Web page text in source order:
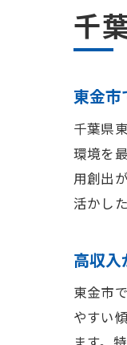
千
東金市
千葉県
環境を
用創出
活かし
高収
東金市
やすい